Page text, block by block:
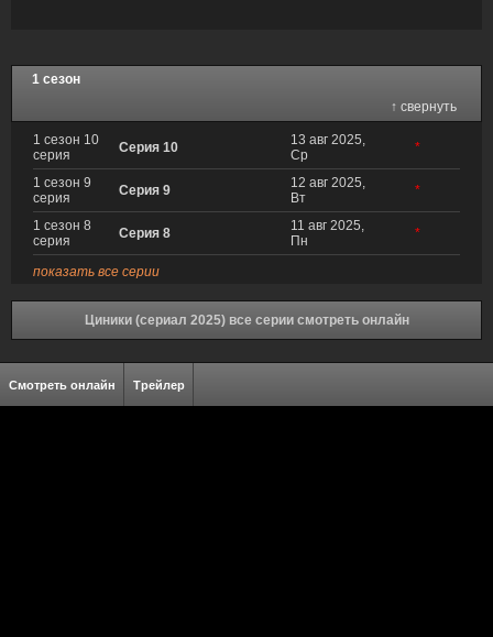
1 сезон
↑ свернуть
1 сезон 10
серия
Серия 10
13 авг 2025,
Ср
*
1 сезон 9
серия
Серия 9
12 авг 2025,
Вт
*
1 сезон 8
серия
Серия 8
11 авг 2025,
Пн
*
показать все серии
Циники (сериал 2025) все серии смотреть онлайн
Смотреть онлайн Трейлер